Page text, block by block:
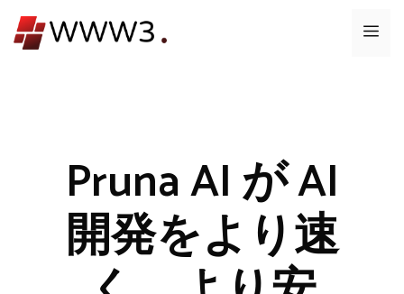
ン
メ
Pruna AI が AI
開発をより速